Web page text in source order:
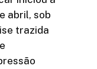
abril, sob
trazida